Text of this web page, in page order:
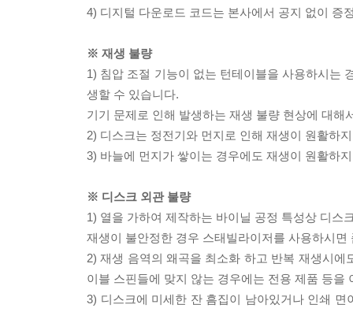
4) 디지털 다운로드 코드는 본사에서 공지 없이 증
※ 재생 불량
1) 침압 조절 기능이 없는 턴테이블을 사용하시는
생할 수 있습니다.
기기 문제로 인해 발생하는 재생 불량 현상에 대
2) 디스크는 정전기와 먼지로 인해 재생이 원활하
3) 바늘에 먼지가 쌓이는 경우에도 재생이 원활하
※ 디스크 외관 불량
1) 열을 가하여 제작하는 바이닐 공정 특성상 디스
재생이 불안정한 경우 스태빌라이저를 사용하시
2) 재생 음역의 왜곡을 최소화 하고 반복 재생시
이블 스핀들에 맞지 않는 경우에는 전용 제품 등
3) 디스크에 미세한 잔 흠집이 남아있거나 인쇄